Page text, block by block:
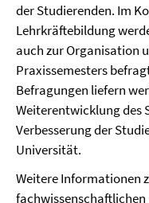
der Studierenden. Im
Lehrkräftebildung
auch zur Organisation
Praxissemesters
Befragungen liefern
Weiterentwicklung des
Verbesserung der
Universität.
Weitere Informationen